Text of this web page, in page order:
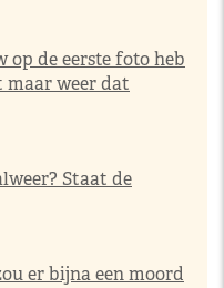
op de eerste foto heb
maar weer dat
Staat de
er bijna een moord